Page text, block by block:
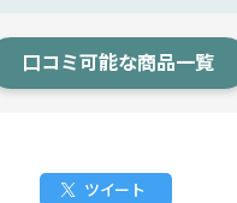
口コミ可能な商品一覧
ツイート